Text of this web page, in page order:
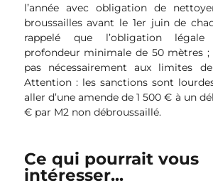
l’année avec obligation de
broussailles avant le 1er juin de
rappelé que l’obligation
profondeur minimale de 50 mètres
pas nécessairement aux limites
Attention : les sanctions sont
aller d’une amende de 1 500 € à un
€ par M2 non débroussaillé.
Ce qui pourrait vous
intéresser...